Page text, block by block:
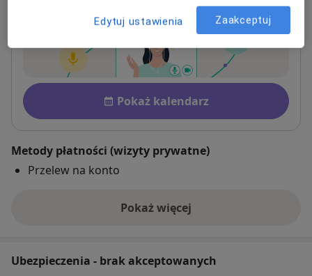
Dostępność
Pokaż kalendarz
Metody płatności (wizyty prywatne)
Przelew na konto
Pokaż więcej
o adresie
Ubezpieczenia - brak akceptowanych
Edytuj ustawienia Zaakceptuj